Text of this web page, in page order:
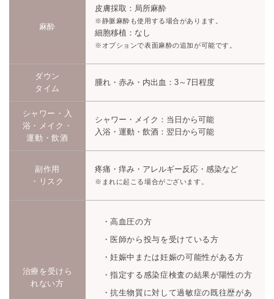
麻酔
皮膚採取：局所麻酔
※静脈麻酔も使用する場合があります。
細胞移植：なし
※オプションで表面麻酔の追加が可能です。
ダウン
タイム
腫れ・赤み・内出血：3～7日程度
シャワー・入
浴・メイク・
運動・飲酒
シャワー・メイク：当日から可能
入浴・運動・飲酒：翌日から可能
副作用
・リスク
疼痛・痒み・アレルギー反応・感染など
※まれに起こる場合がございます。
治療を 受けら
れない方
高血圧の方
医師から投与を受けている方
妊娠中または妊娠の可能性がある方
指定する感染症検査の結果が陽性の方
抗生物質に対して過敏症の既往歴があ